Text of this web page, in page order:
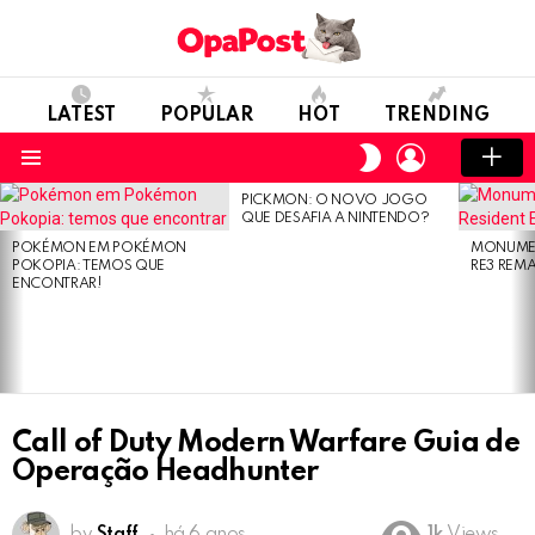
LATEST POPULAR HOT TRENDING
SWITCH
SKIN
LOGIN
LATEST
STORIES
POKÉMON EM POKÉMON
POKOPIA: TEMOS QUE
ENCONTRAR!
PICKMON: O NOVO JOGO
QUE DESAFIA A NINTENDO?
RE3
Call of Duty Modern Warfare Guia de
Operação Headhunter